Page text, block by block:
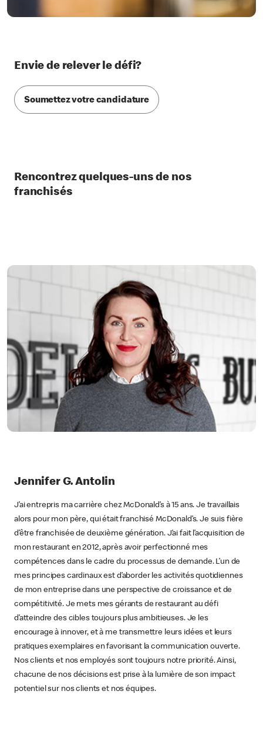
Envie de relever le défi?
Soumettez votre candidature
Rencontrez quelques-uns de nos
franchisés
Jennifer G. Antolin
J’ai entrepris ma carrière chez McDonald’s à 15 ans. Je travaillais
alors pour mon père, qui était franchisé McDonald’s. Je suis fière
d’être franchisée de deuxième génération. J’ai fait l’acquisition de
mon restaurant en 2012, après avoir perfectionné mes
compétences dans le cadre du processus de demande. L’un de
mes principes cardinaux est d’aborder les activités quotidiennes
de mon entreprise dans une perspective de croissance et de
compétitivité. Je mets mes gérants de restaurant au défi
d’atteindre des cibles toujours plus ambitieuses. Je les
encourage à innover, et à me transmettre leurs idées et leurs
pratiques exemplaires en favorisant la communication ouverte.
Nos clients et nos employés sont toujours notre priorité. Ainsi,
chacune de nos décisions est prise à la lumière de son impact
potentiel sur nos clients et nos équipes.